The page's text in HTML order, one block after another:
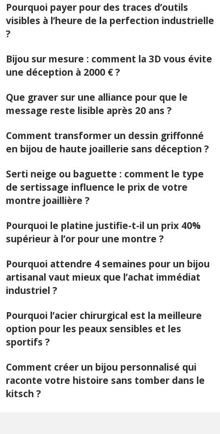
Pourquoi payer pour des traces d’outils
visibles à l’heure de la perfection industrielle
?
Bijou sur mesure : comment la 3D vous évite
une déception à 2000 € ?
Que graver sur une alliance pour que le
message reste lisible après 20 ans ?
Comment transformer un dessin griffonné
en bijou de haute joaillerie sans déception ?
Serti neige ou baguette : comment le type
de sertissage influence le prix de votre
montre joaillière ?
Pourquoi le platine justifie-t-il un prix 40%
supérieur à l’or pour une montre ?
Pourquoi attendre 4 semaines pour un bijou
artisanal vaut mieux que l’achat immédiat
industriel ?
Pourquoi l’acier chirurgical est la meilleure
option pour les peaux sensibles et les
sportifs ?
Comment créer un bijou personnalisé qui
raconte votre histoire sans tomber dans le
kitsch ?